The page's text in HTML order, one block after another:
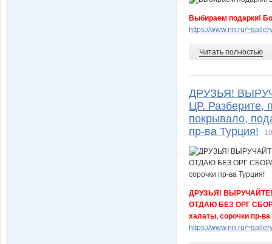
serge091 shlivka
tichka ucpaul
мартовская кошка
Выбираем подарки!
https://www.nn.ru/
Читать полностью
ДРУЗЬЯ!
ЦР.
покрывало,
пр-ва Турция!
ДРУЗЬЯ! ВЫРУЧАЙТЕ!
ОТДАЮ БЕЗ ОРГ СБОРА
халаты, сорочки пр-ва
https://www.nn.ru/